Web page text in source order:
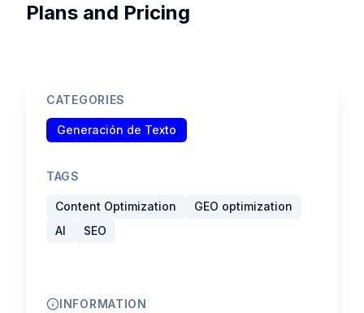
Plans and Pricing
CATEGORIES
Generación de Texto
TAGS
Content Optimization
GEO optimization
AI
SEO
INFORMATION